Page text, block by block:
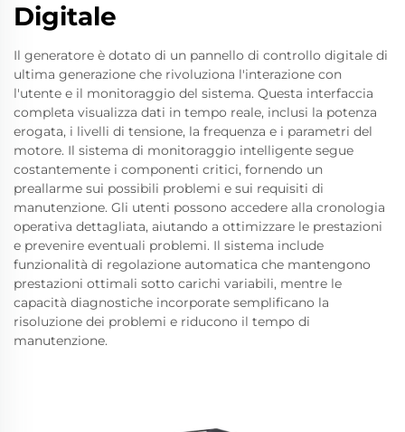
Digitale
Il generatore è dotato di un pannello di controllo digitale di
ultima generazione che rivoluziona l'interazione con
l'utente e il monitoraggio del sistema. Questa interfaccia
completa visualizza dati in tempo reale, inclusi la potenza
erogata, i livelli di tensione, la frequenza e i parametri del
motore. Il sistema di monitoraggio intelligente segue
costantemente i componenti critici, fornendo un
preallarme sui possibili problemi e sui requisiti di
manutenzione. Gli utenti possono accedere alla cronologia
operativa dettagliata, aiutando a ottimizzare le prestazioni
e prevenire eventuali problemi. Il sistema include
funzionalità di regolazione automatica che mantengono
prestazioni ottimali sotto carichi variabili, mentre le
capacità diagnostiche incorporate semplificano la
risoluzione dei problemi e riducono il tempo di
manutenzione.